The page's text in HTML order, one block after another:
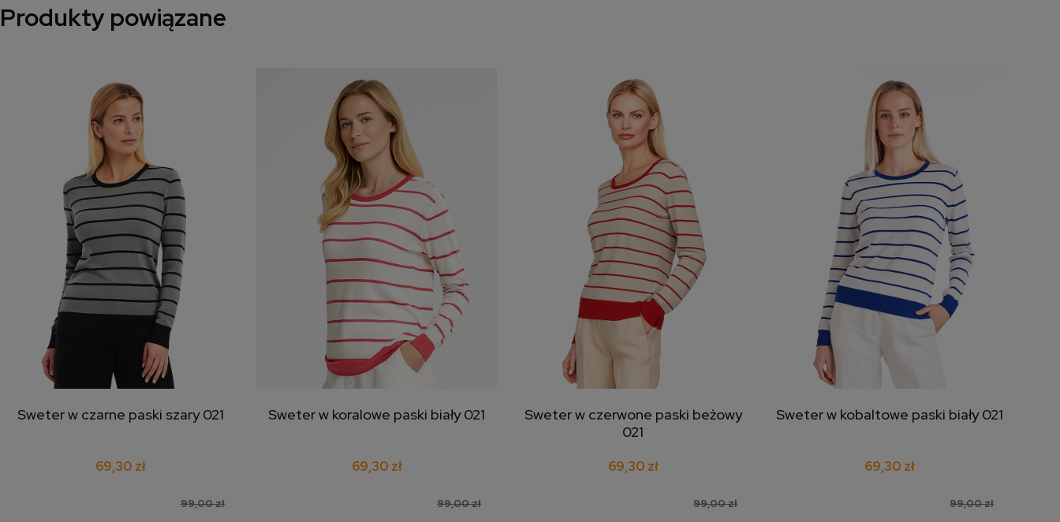
Produkty powiązane
dodaj do koszyka
Sweter w czarne paski szary 021
99,00 zł
69,30 zł
dodaj do koszyka
Sweter w koralowe paski biały 021
99,00 zł
69,30 zł
dodaj do koszyka
Sweter w czerwone paski beżowy
021
99,00 zł
69,30 zł
dodaj do koszyka
Sweter w kobaltowe paski biały 021
99,00 zł
69,30 zł